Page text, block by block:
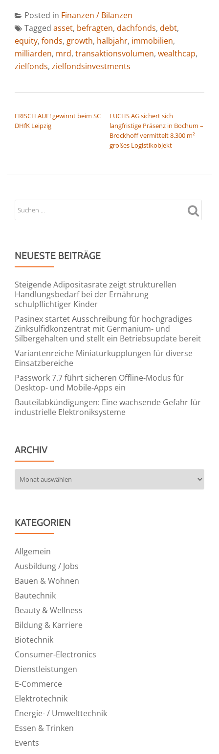
Posted in Finanzen / Bilanzen
Tagged asset, befragten, dachfonds, debt,
equity, fonds, growth, halbjahr, immobilien,
milliarden, mrd, transaktionsvolumen, wealthcap,
zielfonds, zielfondsinvestments
FRISCH AUF! gewinnt beim SC
DHfK Leipzig
LUCHS AG sichert sich
langfristige Präsenz in Bochum –
Brockhoff vermittelt 8.300 m²
großes Logistikobjekt
NEUESTE BEITRÄGE
Steigende Adipositasrate zeigt strukturellen
Handlungsbedarf bei der Ernährung
schulpflichtiger Kinder
Pasinex startet Ausschreibung für hochgradiges
Zinksulfidkonzentrat mit Germanium- und
Silbergehalten und stellt ein Betriebsupdate bereit
Variantenreiche Miniaturkupplungen für diverse
Einsatzbereiche
Passwork 7.7 führt sicheren Offline-Modus für
Desktop- und Mobile-Apps ein
Bauteilabkündigungen: Eine wachsende Gefahr für
industrielle Elektroniksysteme
ARCHIV
KATEGORIEN
Allgemein
Ausbildung / Jobs
Bauen & Wohnen
Bautechnik
Beauty & Wellness
Bildung & Karriere
Biotechnik
Consumer-Electronics
Dienstleistungen
E-Commerce
Elektrotechnik
Energie- / Umwelttechnik
Essen & Trinken
Events